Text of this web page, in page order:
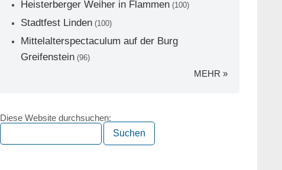
Heisterberger Weiher in Flammen (100)
Stadtfest Linden (100)
Mittelalterspectaculum auf der Burg
Greifenstein (96)
MEHR »
Diese Website durchsuchen: